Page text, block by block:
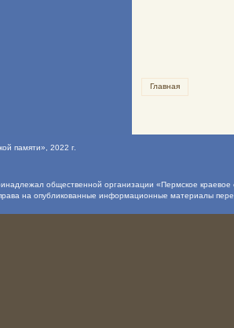
Главная
памяти» , 2022 г.
общественной организации «Пермское
на опубликованные информационные материалы